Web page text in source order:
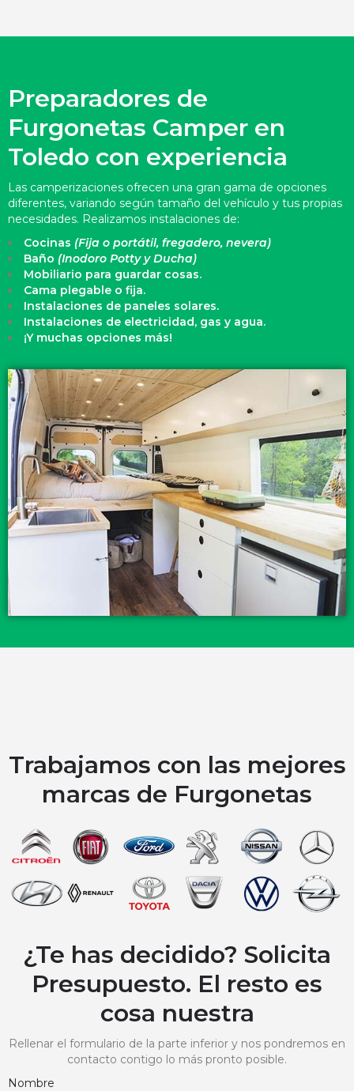
Preparadores de
Furgonetas Camper en
Toledo con experiencia
Las camperizaciones ofrecen una gran gama de opciones
diferentes, variando según tamaño del vehículo y tus propias
necesidades. Realizamos instalaciones de:
Cocinas (Fija o portátil, fregadero, nevera)
Baño (Inodoro Potty y Ducha)
Mobiliario para guardar cosas.
Cama plegable o fija.
Instalaciones de paneles solares.
Instalaciones de electricidad, gas y agua.
¡Y muchas opciones más!
Trabajamos con las mejores
marcas de Furgonetas
¿Te has decidido? Solicita
Presupuesto. El resto es
cosa nuestra
Rellenar el formulario de la parte inferior y nos pondremos en
contacto contigo lo más pronto posible.
Nombre